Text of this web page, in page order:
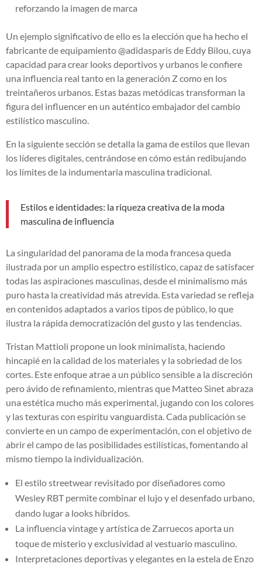
reforzando la imagen de marca
Un ejemplo significativo de ello es la elección que ha hecho el
fabricante de equipamiento @adidasparis de Eddy Bilou, cuya
capacidad para crear looks deportivos y urbanos le confiere
una influencia real tanto en la generación Z como en los
treintañeros urbanos. Estas bazas metódicas transforman la
figura del influencer en un auténtico embajador del cambio
estilístico masculino.
En la siguiente sección se detalla la gama de estilos que llevan
los líderes digitales, centrándose en cómo están redibujando
los límites de la indumentaria masculina tradicional.
Estilos e identidades: la riqueza creativa de la moda
masculina de influencia
La singularidad del panorama de la moda francesa queda
ilustrada por un amplio espectro estilístico, capaz de satisfacer
todas las aspiraciones masculinas, desde el minimalismo más
puro hasta la creatividad más atrevida. Esta variedad se refleja
en contenidos adaptados a varios tipos de público, lo que
ilustra la rápida democratización del gusto y las tendencias.
Tristan Mattioli propone un look minimalista, haciendo
hincapié en la calidad de los materiales y la sobriedad de los
cortes. Este enfoque atrae a un público sensible a la discreción
pero ávido de refinamiento, mientras que Matteo Sinet abraza
una estética mucho más experimental, jugando con los colores
y las texturas con espíritu vanguardista. Cada publicación se
convierte en un campo de experimentación, con el objetivo de
abrir el campo de las posibilidades estilísticas, fomentando al
mismo tiempo la individualización.
El estilo streetwear revisitado por diseñadores como
Wesley RBT permite combinar el lujo y el desenfado urbano,
dando lugar a looks híbridos.
La influencia vintage y artística de Zarruecos aporta un
toque de misterio y exclusividad al vestuario masculino.
Interpretaciones deportivas y elegantes en la estela de Enzo